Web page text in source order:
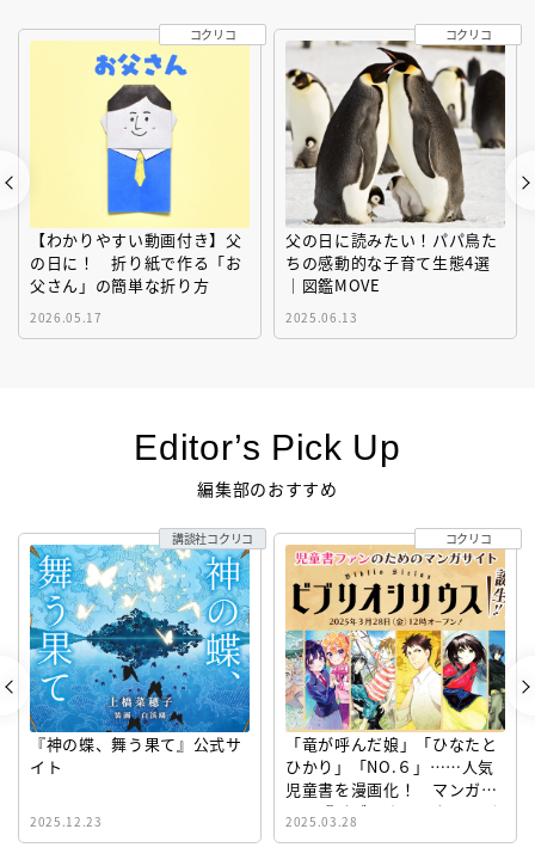
【わかりやすい動画付き】父
の日に！ 折り紙で作る「お
父さん」の簡単な折り方
2026.05.17
コクリコ
父の日に読みたい！パパ鳥た
ちの感動的な子育て生態4選
｜図鑑MOVE
2025.06.13
コクリコ
Editor’s Pick Up
編集部のおすすめ
『神の蝶、舞う果て』公式サ
イト
2025.12.23
講談社コクリコ
「竜が呼んだ娘」「ひなたと
ひかり」「NO.６」……人気
児童書を漫画化！ マンガサ
イト『ビブリオシリウス』誕
生！
2025.03.28
コクリコ